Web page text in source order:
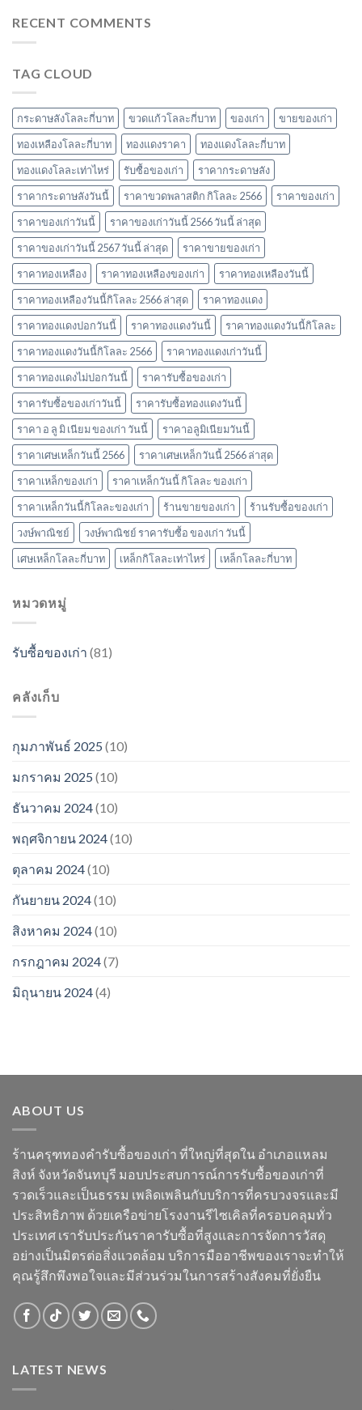
เก่า
วัสดุ
และ
ข้อมูล
สำคัญ
ปี
2566
โล
ของ
เก่า
ล่าสุด
ในปี
2566
RECENT COMMENTS
TAG CLOUD
กระดาษลังโลละกี่บาท ขวดแก้วโลละกี่บาท ของเก่า
ขายของเก่า
ทองเหลืองโลละกี่บาท
ทองแดงราคา
ทองแดงโลละกี่บาท
ทองแดงโลละเท่าไหร่
รับซื้อของเก่า
ราคากระดาษลัง
ราคากระดาษลังวันนี้
ราคาขวดพลาสติก กิโลละ 2566
ราคาของเก่า
ราคาของเก่าวันนี้
ราคาของเก่าวันนี้ 2566 วันนี้ ล่าสุด
ราคาของเก่าวันนี้ 2567 วันนี้ ล่าสุด
ราคาขายของเก่า
ราคาทองเหลือง
ราคาทองเหลืองของเก่า
ราคาทองเหลืองวันนี้
ราคาทองเหลืองวันนี้กิโลละ 2566 ล่าสุด
ราคาทองแดง
ราคาทองแดงปอกวันนี้
ราคาทองแดงวันนี้
ราคาทองแดงวันนี้กิโลละ
ราคาทองแดงวันนี้กิโลละ 2566
ราคาทองแดงเก่าวันนี้
ราคาทองแดงไม่ปอกวันนี้
ราคารับซื้อของเก่า
ราคารับซื้อของเก่าวันนี้
ราคารับซื้อทองแดงวันนี้
ราคา อ ลู มิ เนียม ของเก่า วันนี้
ราคาอลูมิเนียมวันนี้
ราคาเศษเหล็กวันนี้ 2566
ราคาเศษเหล็กวันนี้ 2566 ล่าสุด
ราคาเหล็กของเก่า
ราคาเหล็กวันนี้ กิโลละ ของเก่า
ราคาเหล็กวันนี้กิโลละของเก่า
ร้านขายของเก่า
ร้านรับซื้อของเก่า
วงษ์พาณิชย์
วงษ์พาณิชย์ ราคารับซื้อ ของเก่า วันนี้
เศษเหล็กโลละกี่บาท
เหล็กกิโลละเท่าไหร่ เหล็กโลละกี่บาท
หมวดหมู่
รับซื้อของเก่า (81)
คลังเก็บ
กุมภาพันธ์ 2025 (10)
มกราคม 2025 (10)
ธันวาคม 2024(10)
พฤศจิกายน 2024(10)
ตุลาคม 2024(10)
กันยายน 2024(10)
สิงหาคม 2024(10)
กรกฎาคม 2024(7)
มิถุนายน 2024(4)
ABOUT US
ร้านครุฑทองคำรับซื้อของเก่า ที่ใหญ่ที่สุดใน อำเภอแหลม
สิงห์ จังหวัดจันทบุรี มอบประสบการณ์การรับซื้อของเก่าที่
รวดเร็วและเป็นธรรม เพลิดเพลินกับบริการที่ครบวงจรและมี
ประสิทธิภาพ ด้วยเครือข่ายโรงงานรีไซเคิลที่ครอบคลุมทั่ว
ประเทศ เรารับประกันราคารับซื้อที่สูงและการจัดการวัสดุ
อย่างเป็นมิตรต่อสิ่งแวดล้อม บริการมืออาชีพของเราจะทำให้
คุณรู้สึกพึงพอใจและมีส่วนร่วมในการสร้างสังคมที่ยั่งยืน
LATEST NEWS